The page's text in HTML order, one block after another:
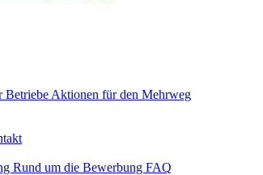
Betriebe Aktionen für den Mehrweg
Rund um die Bewerbung FAQ